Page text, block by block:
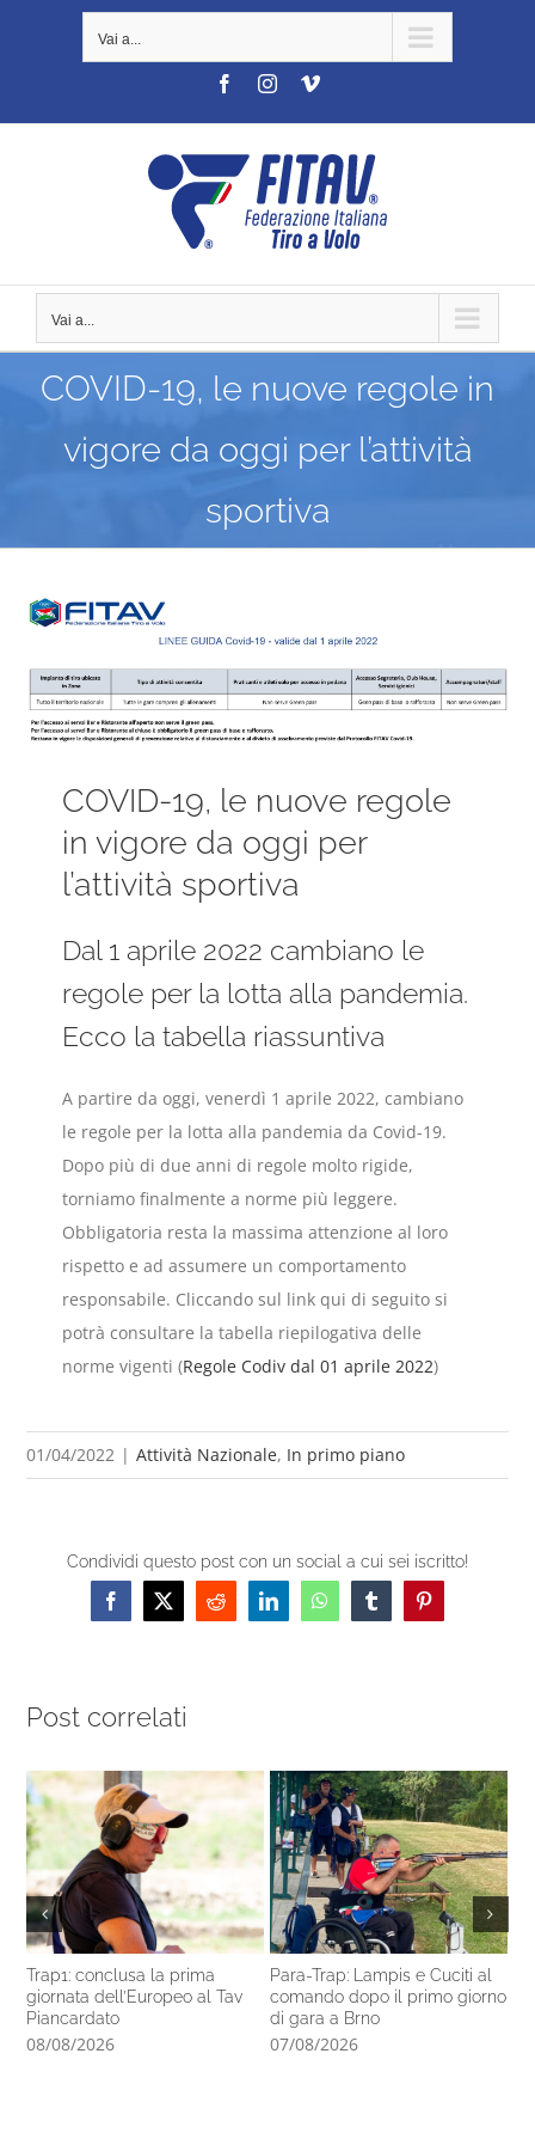
Vai a...
FacebookInstagramVimeo
Vai a...
COVID-19, le nuove regole in
vigore da oggi per l’attività
sportiva
Ingrandisci
COVID-19, le nuove regole
in vigore da oggi per
l’attività sportiva
Dal 1 aprile 2022 cambiano le
regole per la lotta alla pandemia.
Ecco la tabella riassuntiva
A partire da oggi, venerdì 1 aprile 2022, cambiano
le regole per la lotta alla pandemia da Covid-19.
Dopo più di due anni di regole molto rigide,
torniamo finalmente a norme più leggere.
Obbligatoria resta la massima attenzione al loro
rispetto e ad assumere un comportamento
responsabile. Cliccando sul link qui di seguito si
potrà consultare la tabella riepilogativa delle
norme vigenti (Regole Codiv dal 01 aprile 2022)
01/04/2022 | Attività Nazionale, In primo piano
Condividi questo post con un social a cui sei iscritto!
Facebook
X RedditLinkedInWhatsAppTumblrPinterest
Post correlati
Trap1: conclusa la prima
giornata dell’Europeo al Tav
Piancardato
08/08/2026
Para-Trap: Lampis e Cuciti al
comando dopo il primo giorno
di gara a Brno
07/08/2026